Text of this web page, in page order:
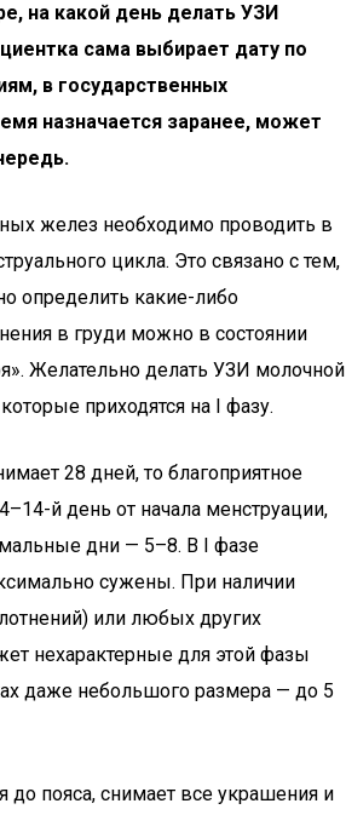
на какой день делать УЗИ
сама выбирает дату по
в государственных
назначается заранее, может
желез необходимо проводить в
цикла. Это связано с тем,
определить какие-либо
в груди можно в состоянии
Желательно делать УЗИ молочной
приходятся на I фазу.
28 дней, то благоприятное
й день от начала менструации,
дни — 5–8. В I фазе
сужены. При наличии
или любых других
нехарактерные для этой фазы
даже небольшого размера — до 5
до пояса, снимает все украшения и